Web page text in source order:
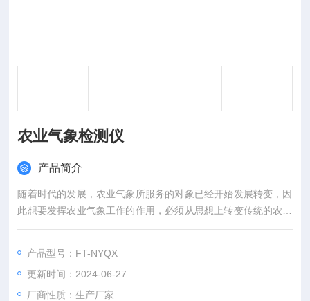
农业气象检测仪
产品简介
随着时代的发展，农业气象所服务的对象已经开始发展转变，因
此想要发挥农业气象工作的作用，必须从思想上转变传统的农业
气象服务的理念，现在的农业生产不再以粮食产量为主，而是转
代农业气象服务工作要更加具有针对性，农业气象检测仪提供更
多的农业气象产品和农业气象服务，以便适应现代化农业发展的
需求。
产品型号：FT-NYQX
更新时间：2024-06-27
厂商性质：生产厂家